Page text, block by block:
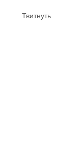
Твитнуть